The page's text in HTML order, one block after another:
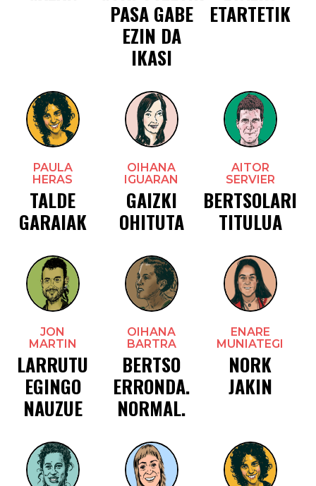
PASA GABE
EZIN DA
IKASI
ETARTETIK
PAULA
HERAS
TALDE
GARAIAK
OIHANA
IGUARAN
GAIZKI
OHITUTA
AITOR
SERVIER
BERTSOLARI
TITULUA
JON
MARTIN
LARRUTU
EGINGO
NAUZUE
OIHANA
BARTRA
BERTSO
ERRONDA.
NORMAL.
ENARE
MUNIATEGI
NORK
JAKIN